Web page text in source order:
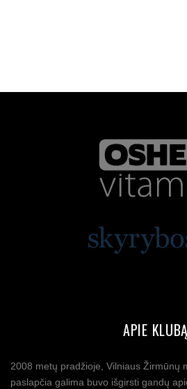
APIE KLUBĄ
2008 metų pradžioje, Vilniaus Žirmūnų
paslapčia galima buvo išgirsti gandų